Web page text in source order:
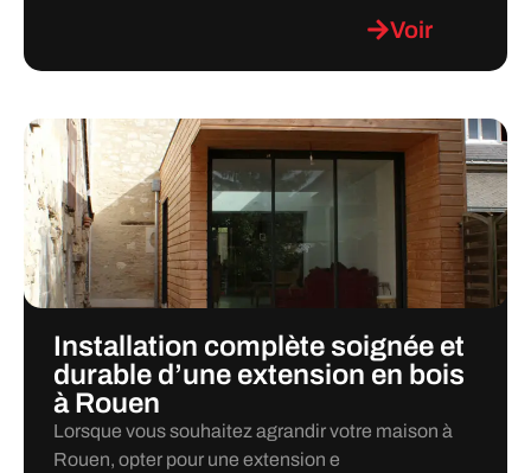
Voir
Installation complète soignée et
durable d’une extension en bois
à Rouen
Lorsque vous souhaitez agrandir votre maison à
Rouen, opter pour une extension e